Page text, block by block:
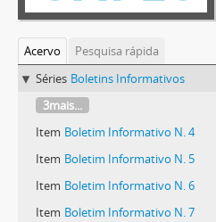
Acervo
Pesquisa rápida
Séries Boletins Informativos
3mais...
Item Boletim Informativo N. 4
Item Boletim Informativo N. 5
Item Boletim Informativo N. 6
Item Boletim Informativo N. 7